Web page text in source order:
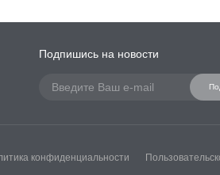
Подпишись на новости
конфиденциальности